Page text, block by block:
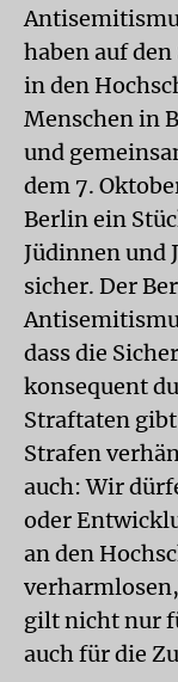
haben auf
in den
Menschen in
und
dem 7.
Berlin ein
Jüdinnen und
sicher. Der
dass die
konsequent
Straftaten
Strafen
auch: Wir
oder
an den
gilt nicht nur
auch für die